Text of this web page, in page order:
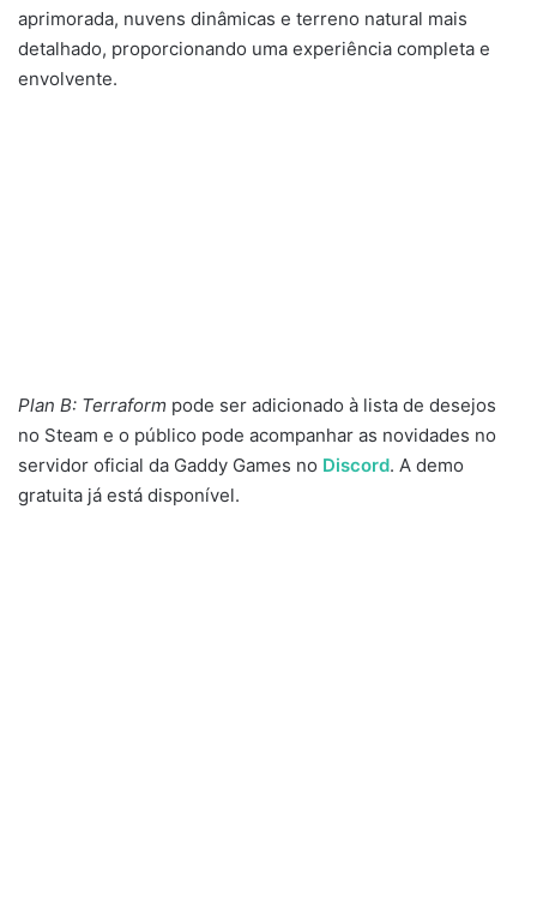
aprimorada, nuvens dinâmicas e terreno natural mais
detalhado, proporcionando uma experiência completa e
envolvente.
Plan B: Terraform pode ser adicionado à lista de desejos
no Steam e o público pode acompanhar as novidades no
servidor oficial da Gaddy Games no Discord. A demo
gratuita já está disponível.